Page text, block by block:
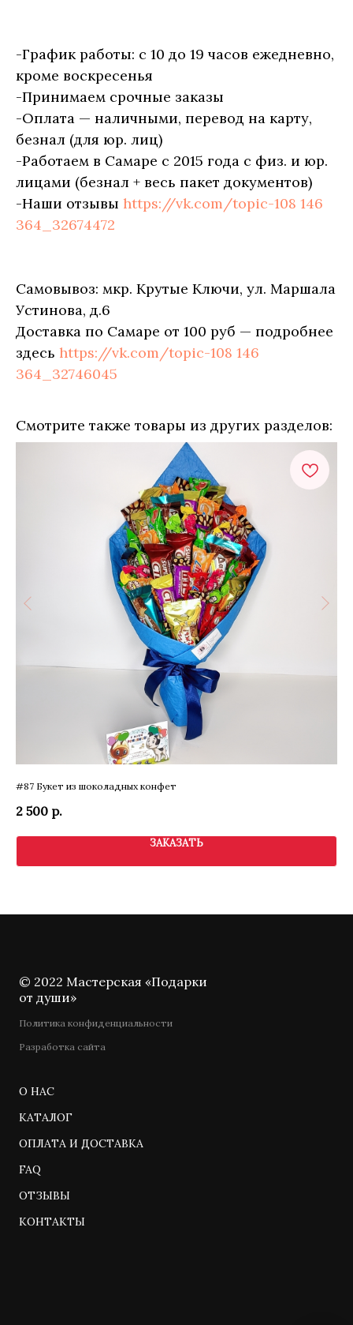
-График работы: с 10 до 19 часов ежедневно,
кроме воскресенья
-Принимаем срочные заказы
-Оплата — наличными, перевод на карту,
безнал (для юр. лиц)
-Работаем в Самаре с 2015 года с физ. и юр.
лицами (безнал + весь пакет документов)
-Наши отзывы https://vk.com/topic-108 146
364_32674472
Самовывоз: мкр. Крутые Ключи, ул. Маршала
Устинова, д.6
Доставка по Самаре от 100 руб — подробнее
здесь https://vk.com/topic-108 146
364_32746045
Смотрите также товары из других разделов:
#87 Букет из шоколадных конфет
2 500 р.
ЗАКАЗАТЬ
© 2022 Мастерская «Подарки
от души»
Политика конфиденциальности
Разработка сайта
О НАС
КАТАЛОГ
ОПЛАТА И ДОСТАВКА
FAQ
ОТЗЫВЫ
КОНТАКТЫ